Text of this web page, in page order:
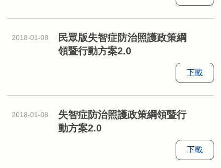
2018-01-08
民眾版失智症防治照護政策綱
領暨行動方案2.0
下載
2018-01-08
失智症防治照護政策綱領暨行
動方案2.0
下載